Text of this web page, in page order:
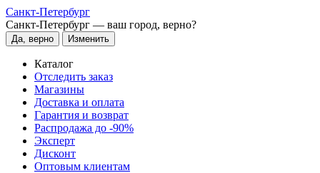
Санкт-Петербург
Санкт-Петербург — ваш город, верно?
Да, верно Изменить
Каталог
Отследить заказ
Магазины
Доставка и оплата
Гарантия и возврат
Распродажа до -90%
Эксперт
Дисконт
Оптовым клиентам